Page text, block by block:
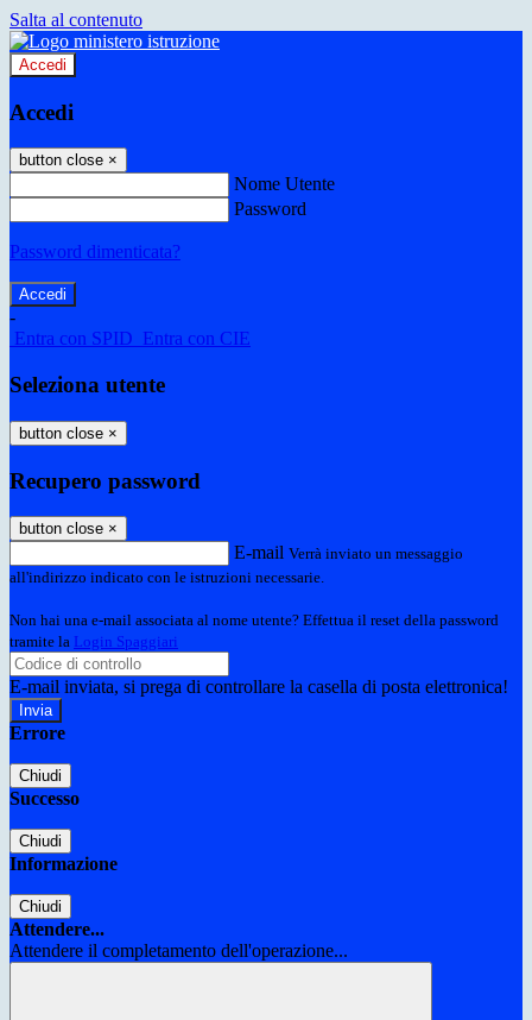
Salta al contenuto
Accedi
Accedi
button close ×
Nome Utente
Password
Password dimenticata?
-
Entra con SPID Entra con CIE
Seleziona utente
button close ×
Recupero password
button close ×
E-mail Verrà inviato un messaggio
all'indirizzo indicato con le istruzioni necessarie.
Non hai una e-mail associata al nome utente? Effettua il reset della password
tramite la Login Spaggiari
E-mail inviata, si prega di controllare la casella di posta elettronica!
Errore
Chiudi
Successo
Chiudi
Informazione
Chiudi
Attendere...
Attendere il completamento dell'operazione...